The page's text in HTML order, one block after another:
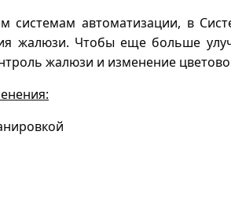
системам автоматизации, в
жалюзи. Чтобы еще больше
жалюзи и изменение